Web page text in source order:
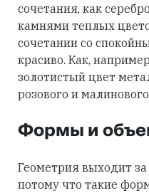
сочетания, как
камнями теплых
сочетании со
красиво. Как,
золотистый цвет
розового и
Формы и
Геометрия выходит
потому что такие